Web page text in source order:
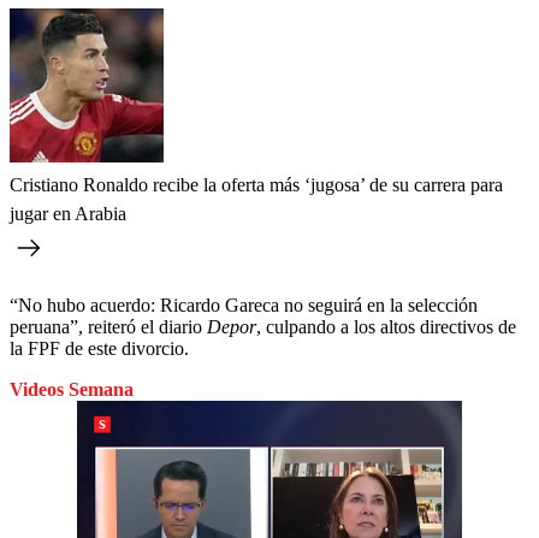
Cristiano Ronaldo recibe la oferta más ‘jugosa’ de su carrera para
jugar en Arabia
“No hubo acuerdo: Ricardo Gareca no seguirá en la selección
peruana”, reiteró el diario Depor, culpando a los altos directivos de
la FPF de este divorcio.
Videos Semana